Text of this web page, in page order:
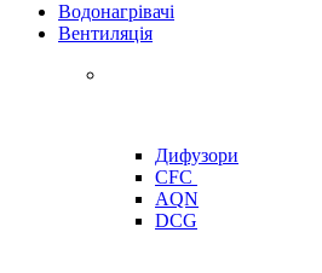
Водонагрівачі
Вентиляція
Дифузори
CFC
AQN
DCG